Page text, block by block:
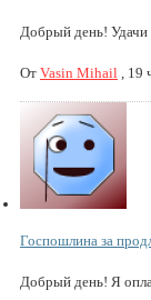
Добрый день! Удачи
От Vasin Mihail 19
Госпошлина за
Добрый день! Я